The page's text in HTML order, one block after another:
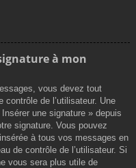
à mon
vous devez tout
contrôle de l’utilisateur. Une
une signature » depuis
signature. Vous pouvez
à tous vos messages en
de contrôle de l’utilisateur. Si
vous sera plus utile de